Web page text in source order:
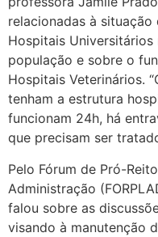
relacionadas à
Hospitais
população e sobre o
Hospitais Veterinários.
tenham a estrutura
funcionam 24h, há
que precisam ser
Pelo Fórum de Pró-
Administração
falou sobre as
visando à manutenção